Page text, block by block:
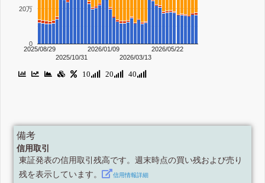
2025/08/29
2025/10/31
2026/01/09
2026/03/13
2026/05/22
0
20万
10 20 40
備考
信用取引
東証発表の信用取引残高です。週末時点の買い残および売り
残を表示しています。
信用情報詳細